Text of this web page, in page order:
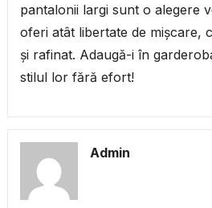
pantalonii largi sunt o alegere
oferi atât libertate de mișcare,
și rafinat. Adaugă-i în
stilul lor fără efort!
Admin